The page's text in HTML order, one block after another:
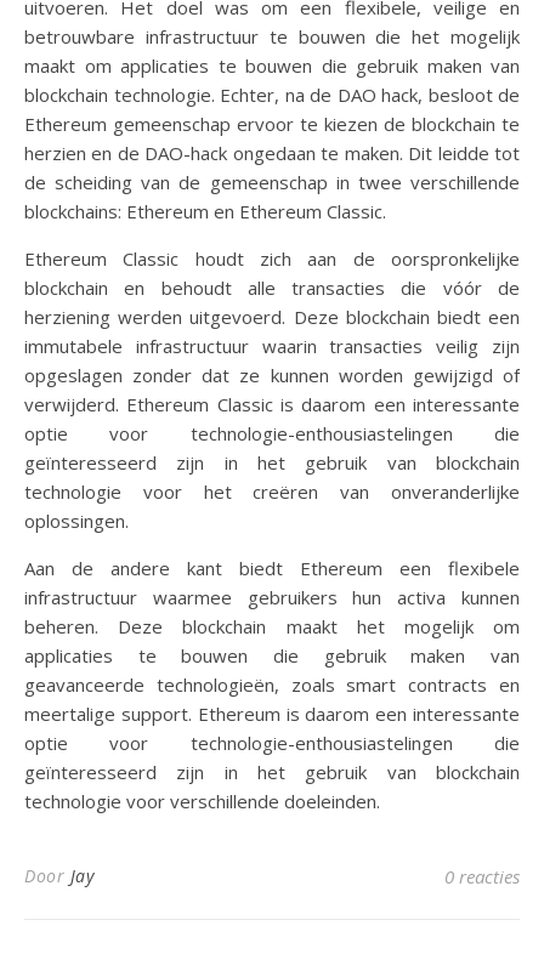
uitvoeren. Het doel was om een ​​flexibele, veilige en
betrouwbare infrastructuur te bouwen die het mogelijk
maakt om applicaties te bouwen die gebruik maken van
blockchain technologie. Echter, na de DAO hack, besloot de
Ethereum gemeenschap ervoor te kiezen de blockchain te
herzien en de DAO-hack ongedaan te maken. Dit leidde tot
de scheiding van de gemeenschap in twee verschillende
blockchains: Ethereum en Ethereum Classic.
Ethereum Classic houdt zich aan de oorspronkelijke
blockchain en behoudt alle transacties die vóór de
herziening werden uitgevoerd. Deze blockchain biedt een
immutabele infrastructuur waarin transacties veilig zijn
opgeslagen zonder dat ze kunnen worden gewijzigd of
verwijderd. Ethereum Classic is daarom een interessante
optie voor technologie-enthousiastelingen die
geïnteresseerd zijn in het gebruik van blockchain
technologie voor het creëren van onveranderlijke
oplossingen.
Aan de andere kant biedt Ethereum een flexibele
infrastructuur waarmee gebruikers hun activa kunnen
beheren. Deze blockchain maakt het mogelijk om
applicaties te bouwen die gebruik maken van
geavanceerde technologieën, zoals smart contracts en
meertalige support. Ethereum is daarom een interessante
optie voor technologie-enthousiastelingen die
geïnteresseerd zijn in het gebruik van blockchain
technologie voor verschillende doeleinden.
Door Jay 0 reacties